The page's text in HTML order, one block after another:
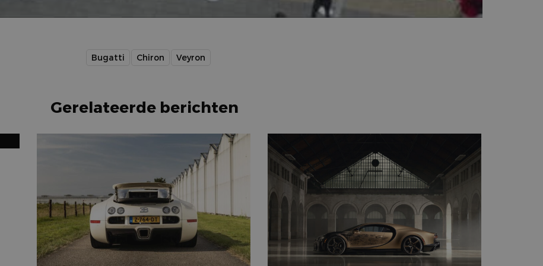
Bugatti Chiron Veyron
Gerelateerde berichten